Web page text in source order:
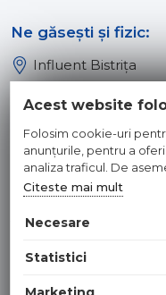
Ne găsești și fizic:
Influent Bistrița
Influent Dej
© 2026 INFLUENT
Toate preturile sunt
Hosted byNameBox
Acest website
Folosim cookie-uri
anunțurile, pentru a
analiza traficul. De
rețele sociale, de
la modul în care folosiți
cu alte informații oferite
Citeste mai mult
Necesare
Statistici